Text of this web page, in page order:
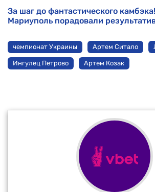
За шаг до фантастического
Мариуполь порадовали
чемпионат Украины Артем Ситало
Ингулец Петрово Артем Козак